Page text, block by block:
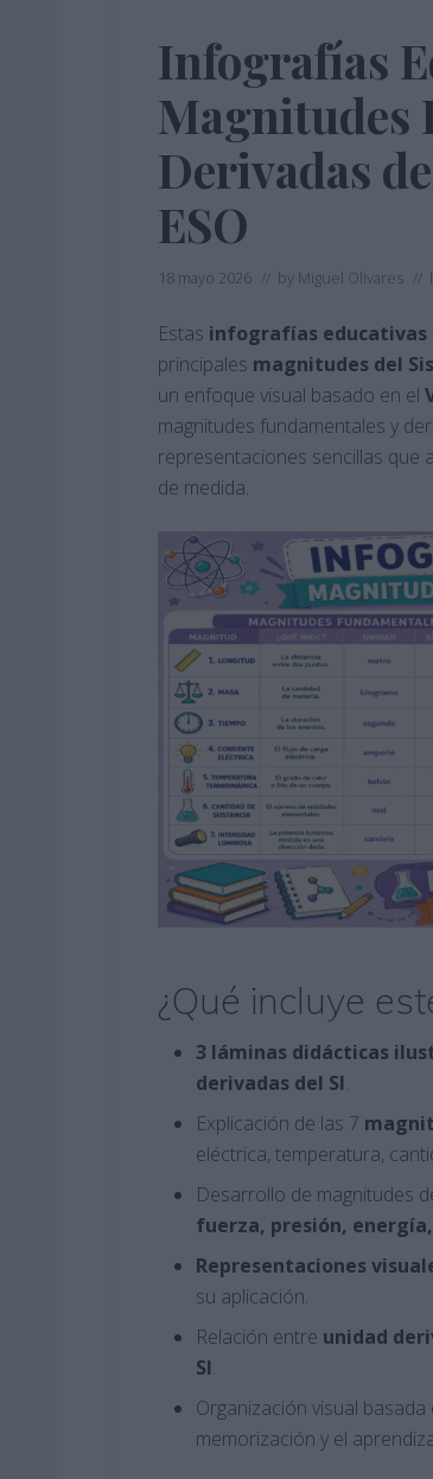
Infografías
Magnitudes
Derivadas
ESO
18 mayo 2026 // by Miguel Olivares //
Estas infografías educativas
principales magnitudes del
un enfoque visual basado en el
magnitudes fundamentales y
representaciones sencillas que
de medida.
¿Qué incluye
3 láminas didácticas
derivadas del SI.
Explicación de las 7
eléctrica, temperatura,
Desarrollo de magnitudes
fuerza, presión,
Representaciones
su aplicación.
Relación entre unidad
SI.
Organización visual
memorización y el